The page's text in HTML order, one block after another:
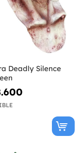
Deadly Silence